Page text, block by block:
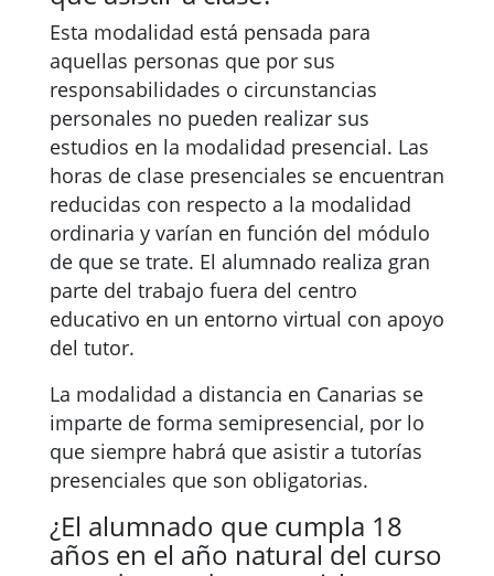
Esta modalidad está pensada para
aquellas personas que por sus
responsabilidades o circunstancias
personales no pueden realizar sus
estudios en la modalidad presencial. Las
horas de clase presenciales se encuentran
reducidas con respecto a la modalidad
ordinaria y varían en función del módulo
de que se trate. El alumnado realiza gran
parte del trabajo fuera del centro
educativo en un entorno virtual con apoyo
del tutor.
La modalidad a distancia en Canarias se
imparte de forma semipresencial, por lo
que siempre habrá que asistir a tutorías
presenciales que son obligatorias.
¿El alumnado que cumpla 18
años en el año natural del curso